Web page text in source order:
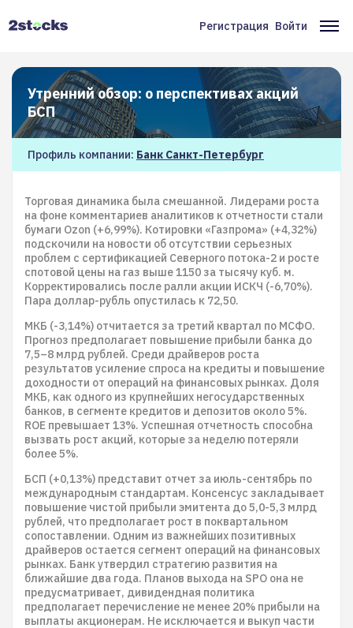
Меню
учётной
записи
пользователя
Регистрация Войти
Утренний обзор: о перспективах акций
БСП
Профиль компании: Банк Санкт-Петербург
Торговая динамика была смешанной. Лидерами роста
на фоне комментариев аналитиков к отчетности стали
бумаги Ozon (+6,99%). Котировки «Газпрома» (+4,32%)
подскочили на новости об отсутствии серьезных
проблем с сертификацией Северного потока-2 и росте
спотовой цены на газ выше 1150 за тысячу куб. м.
Корректировались после ралли акции ИСКЧ (-6,70%).
Пара доллар-рубль опустилась к 72,50.
МКБ (-3,14%) отчитается за третий квартал по МСФО.
Прогноз предполагает повышение прибыли банка до
7,5–8 млрд рублей. Среди драйверов роста
результатов усиление спроса на кредиты и повышение
доходности от операций на финансовых рынках. Доля
МКБ, как одного из крупнейших негосударственных
банков, в сегменте кредитов и депозитов около 5%.
ROE превышает 13%. Успешная отчетность способна
вызвать рост акций, которые за неделю потеряли
более 5%.
БСП (+0,13%) представит отчет за июль-сентябрь по
международным стандартам. Консенсус закладывает
повышение чистой прибыли эмитента до 5,0-5,3 млрд
рублей, что предполагает рост в поквартальном
сопоставлении. Одним из важнейших позитивных
драйверов остается сегмент операций на финансовых
рынках. Банк утвердил стратегию развития на
ближайшие два года. Планов выхода на SPO она не
предусматривает, дивидендная политика
предполагает перечисление не менее 20% прибыли на
выплаты акционерам. Не исключается и выкуп части